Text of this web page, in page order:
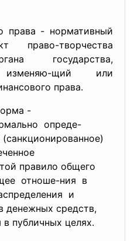
права - нормативный
творчества
государства,
изменяю-щий или
права.
-
опреде-
правило общего
отноше-ния в
и
денежных средств,
публичных целях.